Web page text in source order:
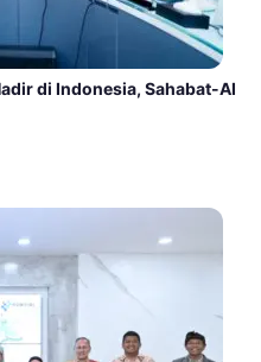
di Indonesia, Sahabat-AI